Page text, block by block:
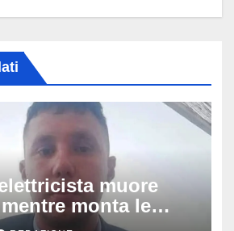
muore
monta le
festa: chi era